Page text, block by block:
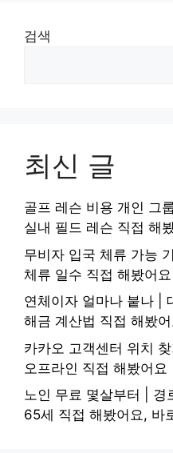
검색
최신 글
골프 레슨 비용 개인 그
실내 필드 레슨 직접 해
무비자 입국 체류 가능
체류 일수 직접 해봤어요
연체이자 얼마나 붙나 |
해금 계산법 직접 해봤
카카오 고객센터 위치
오프라인 직접 해봤어요
노인 무료 몇살부터 | 경
65세 직접 해봤어요, 바